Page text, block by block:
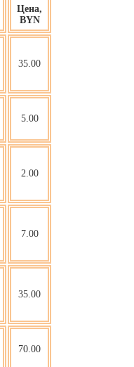
Цена,
BYN
35.00
5.00
2.00
7.00
35.00
70.00